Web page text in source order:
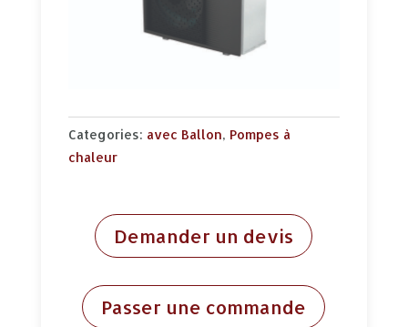
Categories: avec Ballon, Pompes à
chaleur
Demander un devis
Passer une commande